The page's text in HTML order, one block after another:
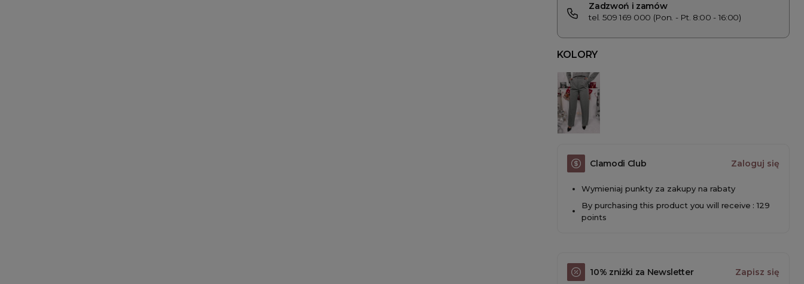
Zadzwoń i zamów
tel. 509 169 000 (Pon. - Pt. 8:00 - 16:00)
KOLORY
Clamodi Club Zaloguj się
Wymieniaj punkty za zakupy na rabaty
By purchasing this product you will receive : 129
points
10% zniżki za Newsletter Zapisz się